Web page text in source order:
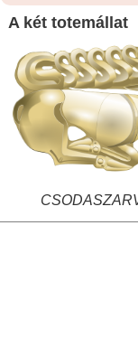
A két totemállat